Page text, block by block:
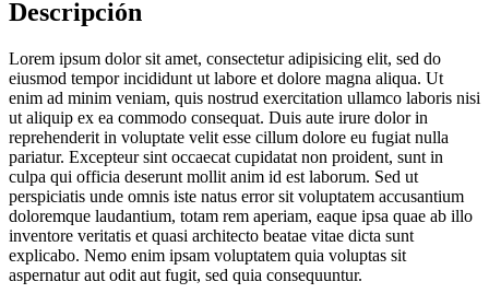
Descripción
Lorem ipsum dolor sit amet, consectetur adipisicing elit, sed do
eiusmod tempor incididunt ut labore et dolore magna aliqua. Ut
enim ad minim veniam, quis nostrud exercitation ullamco laboris nisi
ut aliquip ex ea commodo consequat. Duis aute irure dolor in
reprehenderit in voluptate velit esse cillum dolore eu fugiat nulla
pariatur. Excepteur sint occaecat cupidatat non proident, sunt in
culpa qui officia deserunt mollit anim id est laborum. Sed ut
perspiciatis unde omnis iste natus error sit voluptatem accusantium
doloremque laudantium, totam rem aperiam, eaque ipsa quae ab illo
inventore veritatis et quasi architecto beatae vitae dicta sunt
explicabo. Nemo enim ipsam voluptatem quia voluptas sit
aspernatur aut odit aut fugit, sed quia consequuntur.